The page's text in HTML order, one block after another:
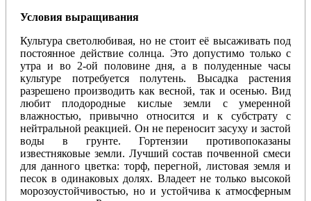
Условия выращивания
Культура светолюбивая, но не стоит её высаживать под
постоянное действие солнца. Это допустимо только с
утра и во 2-ой половине дня, а в полуденные часы
культуре потребуется полутень. Высадка растения
разрешено производить как весной, так и осенью. Вид
любит плодородные кислые земли с умеренной
влажностью, привычно относится и к субстрату с
нейтральной реакцией. Он не переносит засуху и застой
воды в грунте. Гортензии противопоказаны
известняковые земли. Лучший состав почвенной смеси
для данного цветка: торф, перегной, листовая земля и
песок в одинаковых долях. Владеет не только высокой
морозоустойчивостью, но и устойчива к атмосферным